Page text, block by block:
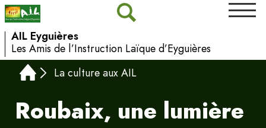
AIL Eyguières
Les Amis de l’Instruction Laïque d’Eyguières
La culture aux AIL
Roubaix, une lumière